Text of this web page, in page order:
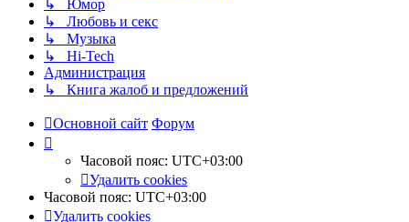
↳ Юмор
↳ Любовь и секс
↳ Музыка
↳ Hi-Tech
Администрация
↳ Книга жалоб и предложений
Основной сайт Форум
Часовой пояс: UTC+03:00
Удалить cookies
Часовой пояс: UTC+03:00
Удалить cookies